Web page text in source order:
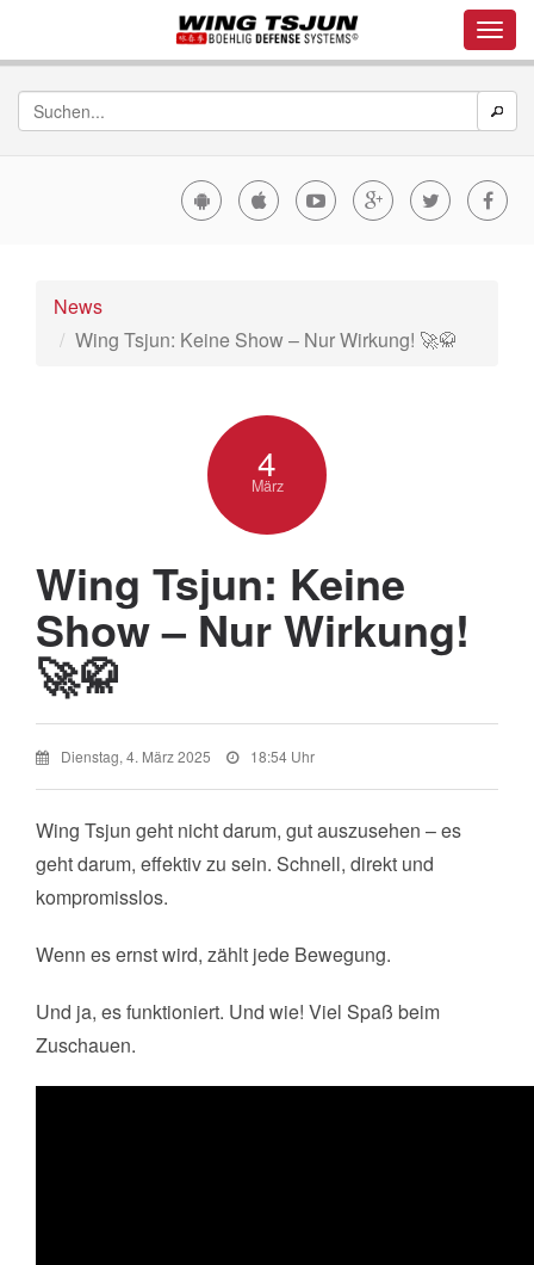
News
Wing Tsjun: Keine Show – Nur Wirkung! 🚀🥋
4
März
Wing Tsjun: Keine
Show – Nur Wirkung!
🚀🥋
Dienstag, 4. März 2025 18:54 Uhr
Wing Tsjun geht nicht darum, gut auszusehen – es
geht darum, effektiv zu sein. Schnell, direkt und
kompromisslos.
Wenn es ernst wird, zählt jede Bewegung.
Und ja, es funktioniert. Und wie! Viel Spaß beim
Zuschauen.